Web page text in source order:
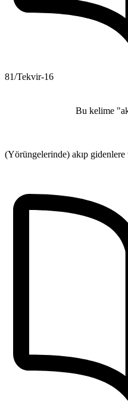
81/Tekvir-16
Bu kelime
(Yörüngelerinde) akıp